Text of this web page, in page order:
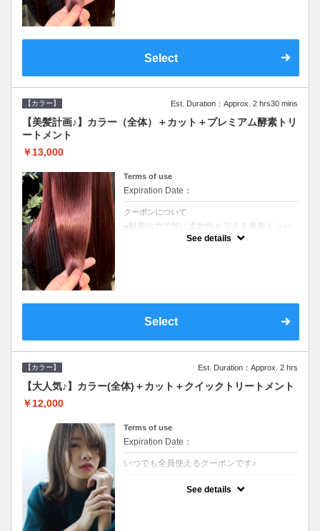
Select
【カラー】 Est. Duration：Approx. 2 hrs30 mins
【美髪計画♪】カラー（全体）＋カット＋プレミアム酵素トリ
ートメント
￥13,000
Terms of use
Expiration Date：
クーポンについて
●酵素の力で髪に柔軟性を与える最新トリー
トメント●ＳＢ込●長さ料金あり《こちらのク
See details
Select
【カラー】 Est. Duration：Approx. 2 hrs
【大人気♪】カラー(全体)＋カット＋クイックトリートメント
￥12,000
Terms of use
Expiration Date：
いつでも全員使えるクーポンです♪
See details